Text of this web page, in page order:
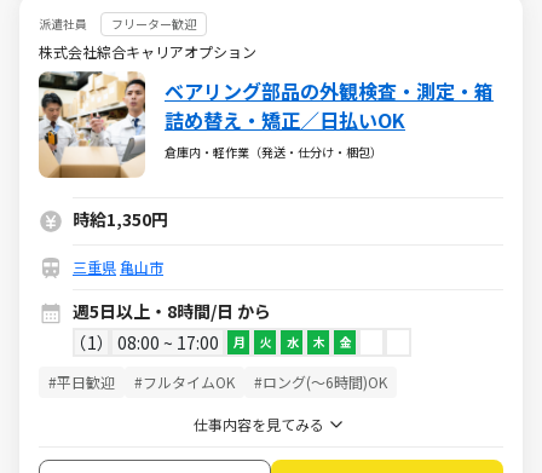
派遣社員 フリーター歓迎
株式会社綜合キャリアオプション
ベアリング部品の外観検査・測定・箱
詰め替え・矯正／日払いOK
倉庫内・軽作業（発送・仕分け・梱包）
時給1,350円
三重県亀山市
週5日以上・8時間/日 から
1
08:00 ~ 17:00 月 火 水 木 金
#平日歓迎 #フルタイムOK #ロング(～6時間)OK
仕事内容を見てみる